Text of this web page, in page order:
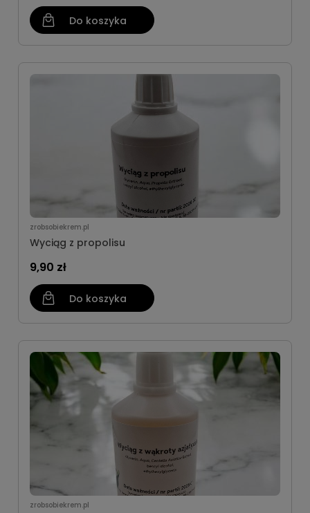
Do koszyka
zrobsobiekrem.pl
Wyciąg z propolisu
9,90 zł
Do koszyka
zrobsobiekrem.pl